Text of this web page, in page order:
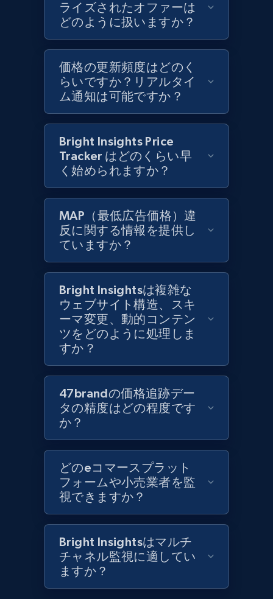
Target - Discover products by specified
UPC
URL, Product id, Title, Product description,
Rating, Reviews count, Initial price, Discount,
and more.
Zara - Products
Category id, Product id, Product name, Price,
Currency, Colour code, Colour, Description, and
Zara - Products - discovery by category url
Category id, Product id, Product name, Price,
Currency, Colour code, Colour, Description, and
1.2K+ 208+ 今すぐ始める
Best Buy products
URL, Product id, Title, Images, Final price,
Currency, Discount, Initial price, and more.
Best Buy products - Collect data on
ライズされたオファーは
どのように扱いますか？
価格の更新頻度はどのく
らいですか？リアルタイ
ム通知は可能ですか？
Bright Insights Price
Tracker はどのくらい早
く始められますか？
MAP（最低広告価格）違
反に関する情報を提供し
ていますか？
Bright Insightsは複雑な
ウェブサイト構造、スキ
ーマ変更、動的コンテン
ツをどのように処理しま
すか？
47brandの価格追跡デー
タの精度はどの程度です
か？
どのeコマースプラット
フォームや小売業者を監
視できますか？
Bright Insightsはマルチ
チャネル監視に適してい
ますか？